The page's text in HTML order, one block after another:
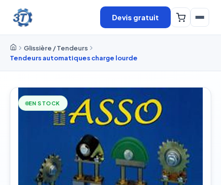
Devis gratuit
Glissière / Tendeurs
Tendeurs automatiques charge lourde
EN STOCK